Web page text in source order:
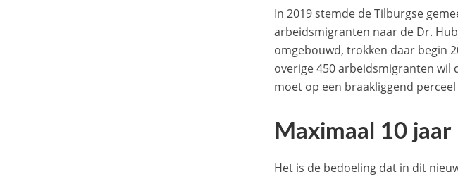
In 2019 stemde de Tilburgse
arbeidsmigranten naar de Dr.
omgebouwd, trokken daar begin
overige 450 arbeidsmigranten wil
moet op een braakliggend
Maximaal 10 jaar
Het is de bedoeling dat in dit